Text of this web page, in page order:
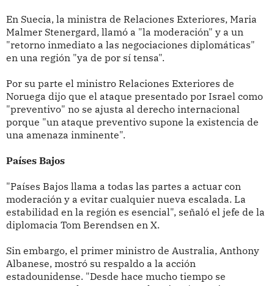
En Suecia, la ministra de Relaciones Exteriores, Maria
Malmer Stenergard, llamó a "la moderación" y a un
"retorno inmediato a las negociaciones diplomáticas"
en una región "ya de por sí tensa".
Por su parte el ministro Relaciones Exteriores de
Noruega dijo que el ataque presentado por Israel como
"preventivo" no se ajusta al derecho internacional
porque "un ataque preventivo supone la existencia de
una amenaza inminente".
Países Bajos
"Países Bajos llama a todas las partes a actuar con
moderación y a evitar cualquier nueva escalada. La
estabilidad en la región es esencial", señaló el jefe de la
diplomacia Tom Berendsen en X.
Sin embargo, el primer ministro de Australia, Anthony
Albanese, mostró su respaldo a la acción
estadounidense. "Desde hace mucho tiempo se